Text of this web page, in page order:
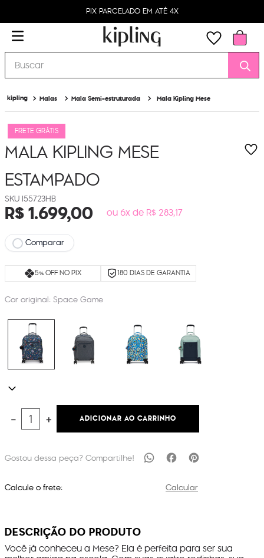
PIX PARCELADO EM ATÉ 4X
Buscar
Malas Mala Semi-estruturada Mala Kipling Mese
FRETE GRÁTIS
MALA KIPLING MESE
ESTAMPADO
I55723HB
R$1.699,00 ou 6x de R$ 283,17
Comparar
5% OFF NO PIX 180 DIAS DE GARANTIA
Cor original: Space Game
＋
－ ADICIONAR AO CARRINHO
Calcule o frete: Calcular
DESCRIÇÃO DO PRODUTO
Você já conheceu a Mese? Ela é perfeita para ser sua